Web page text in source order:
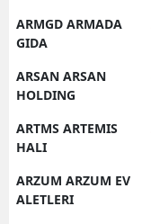
ARMGD ARMADA
GIDA
ARSAN ARSAN
HOLDING
ARTMS ARTEMIS
HALI
ARZUM ARZUM EV
ALETLERI